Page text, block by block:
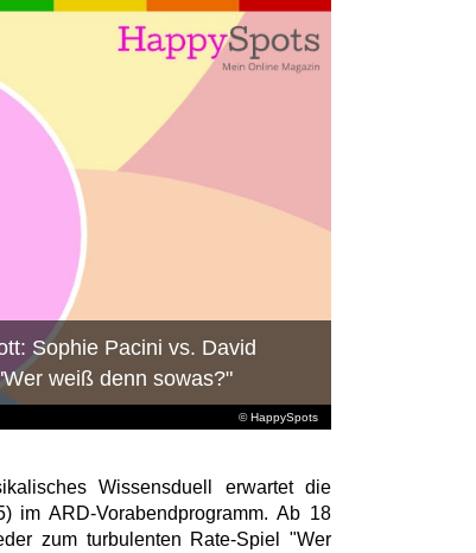
© HappySpots
Sophie Pacini vs. David
weiß denn sowas?"
Wissensduell erwartet die
im ARD-Vorabendprogramm. Ab 18
zum turbulenten Rate-Spiel "Wer